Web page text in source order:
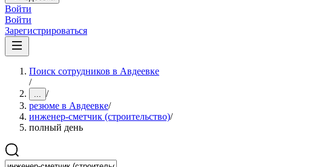
Войти
Войти
Зарегистрироваться
Поиск сотрудников в Авдеевке
/
... /
резюме в Авдеевке/
инженер-сметчик (строительство)/
полный день